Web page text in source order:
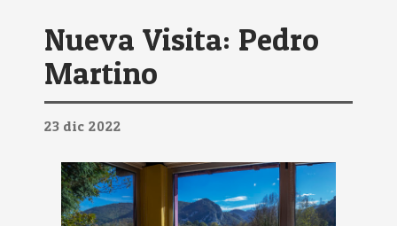
Nueva Visita: Pedro
Martino
23 dic 2022